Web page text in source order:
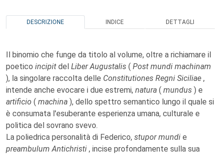
DESCRIZIONE INDICE DETTAGLI
Il binomio che funge da titolo al volume, oltre a richiamare il
poetico incipit del Liber Augustalis ( Post mundi machinam
), la singolare raccolta delle Constitutiones Regni Siciliae ,
intende anche evocare i due estremi, natura ( mundus ) e
artificio ( machina ), dello spettro semantico lungo il quale si
è consumata l'esuberante esperienza umana, culturale e
politica del sovrano svevo.
La poliedrica personalità di Federico, stupor mundi e
preambulum Antichristi , incise profondamente sulla sua